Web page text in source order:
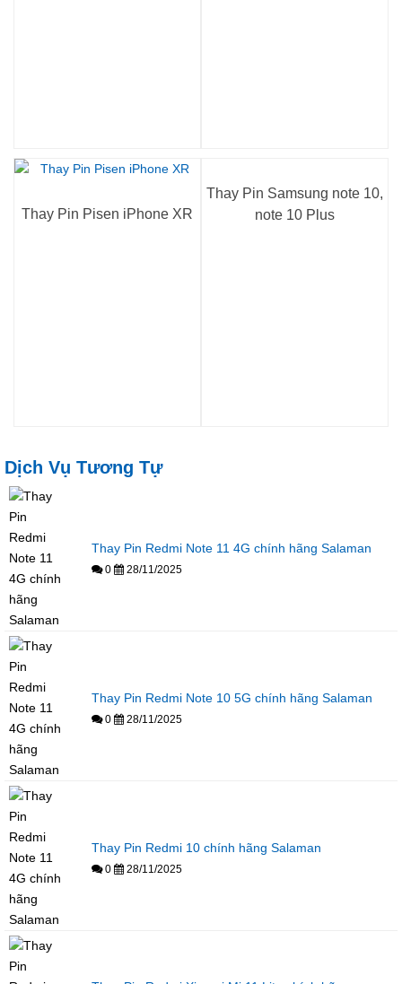
Thay Pin Pisen iPhone XR
Thay Pin Samsung note 10,
note 10 Plus
Dịch Vụ Tương Tự
Thay Pin Redmi Note 11 4G chính hãng Salaman
0 28/11/2025
Thay Pin Redmi Note 10 5G chính hãng Salaman
0 28/11/2025
Thay Pin Redmi 10 chính hãng Salaman
0 28/11/2025